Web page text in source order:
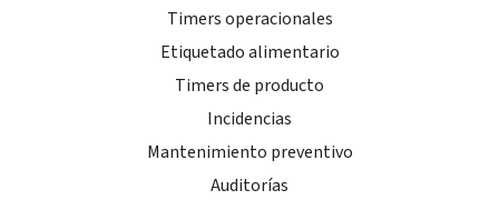
Timers operacionales
Etiquetado alimentario
Timers de producto
Incidencias
Mantenimiento preventivo
Auditorías